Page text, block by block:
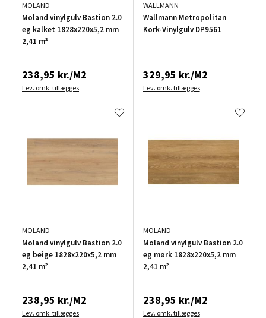
MOLAND
Moland vinylgulv Bastion 2.0
eg kalket 1828x220x5,2 mm
2,41 m²
238,95 kr./M2
Lev. omk. tillægges
WALLMANN
Wallmann Metropolitan
Kork-Vinylgulv DP9561
329,95 kr./M2
Lev. omk. tillægges
MOLAND
Moland vinylgulv Bastion 2.0
eg beige 1828x220x5,2 mm
2,41 m²
238,95 kr./M2
Lev. omk. tillægges
MOLAND
Moland vinylgulv Bastion 2.0
eg mørk 1828x220x5,2 mm
2,41 m²
238,95 kr./M2
Lev. omk. tillægges